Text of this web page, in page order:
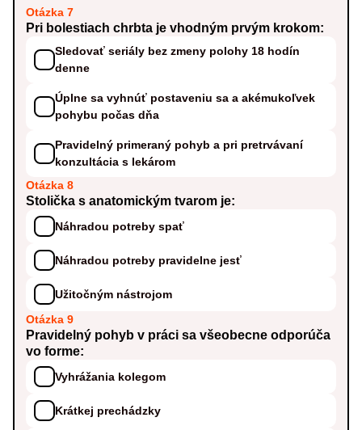
Otázka 7
Pri bolestiach chrbta je vhodným prvým krokom:
Sledovať seriály bez zmeny polohy 18 hodín
denne
Úplne sa vyhnúť postaveniu sa a akémukoľvek
pohybu počas dňa
Pravidelný primeraný pohyb a pri pretrvávaní
konzultácia s lekárom
Otázka 8
Stolička s anatomickým tvarom je:
Náhradou potreby spať
Náhradou potreby pravidelne jesť
Užitočným nástrojom
Otázka 9
Pravidelný pohyb v práci sa všeobecne odporúča
vo forme:
Vyhrážania kolegom
Krátkej prechádzky